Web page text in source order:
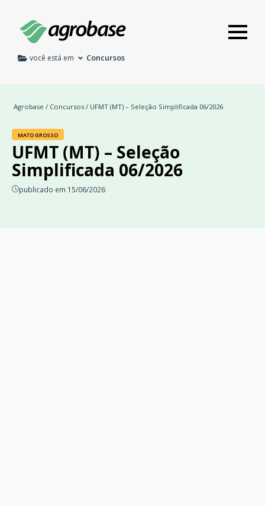
você está em Concursos
Agrobase / Concursos / UFMT (MT) – Seleção Simplificada 06/2026
MATO GROSSO
UFMT (MT) – Seleção
Simplificada 06/2026
publicado em 15/06/2026